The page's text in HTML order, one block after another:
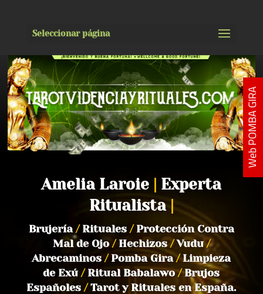
Seleccionar página
Amelia Laroie
Experta
Ritualista
Brujería /Rituales /Protección Contra
Mal de Ojo /Hechizos/Vudu/
Abrecaminos/Pomba Gira/Limpieza
de Exú/Ritual Babalawo/Brujos
Españoles/Tarot y Rituales en España.
Web POMBA GIRA